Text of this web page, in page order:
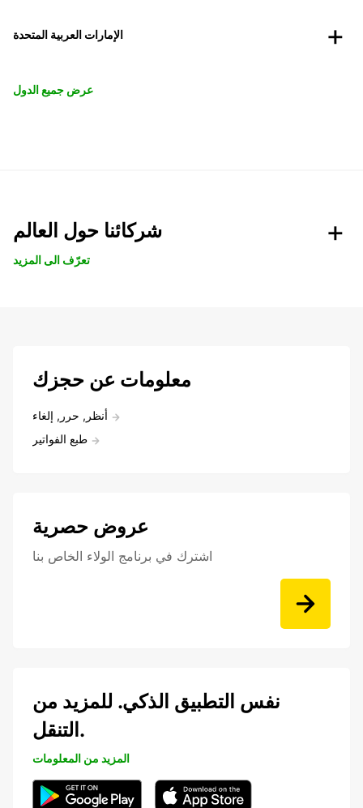
الإمارات العربية المتحدة
عرض جميع الدول
شركائنا حول العالم
تعرّف الى المزيد
معلومات عن حجزك
أنظر, حرر, إلغاء
طبع الفواتير
عروض حصرية
اشترك في برنامج الولاء الخاص بنا
نفس التطبيق الذكي. للمزيد من
التنقل.
المزيد من المعلومات